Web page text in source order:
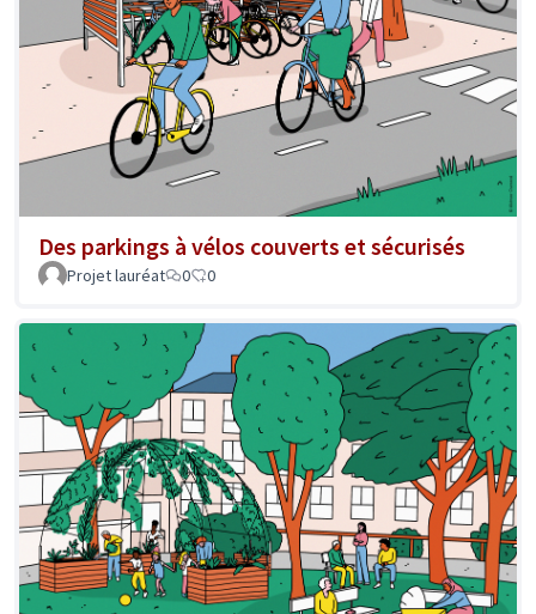
Des parkings à vélos couverts et sécurisés
Projet lauréat 0 0